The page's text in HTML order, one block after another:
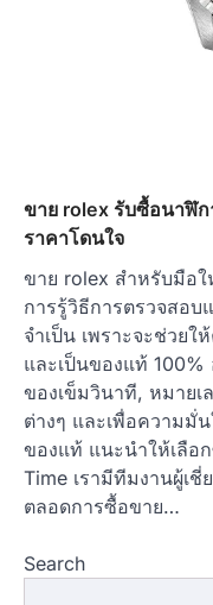
ขาย rolex รับซื้อนาฬิ
ราคาโดนใจ
ขาย rolex สำหรับมือ
การรู้วิธีการตรวจสอบ
จำเป็น เพราะจะช่วย
และเป็นของแท้
ของเข็มวินาที, หมายเ
ต่างๆ และเพื่อความมั่
ของแท้ แนะนำให้เลือ
Time เรามีทีมงานผู้เ
ตลอดการซื้อขาย…
Search